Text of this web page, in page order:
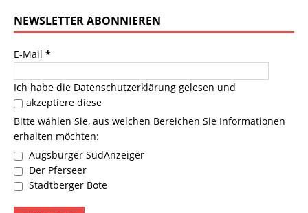
NEWSLETTER ABONNIEREN
E-Mail *
Ich habe die Datenschutzerklärung gelesen und
akzeptiere diese
Bitte wählen Sie, aus welchen Bereichen Sie Informationen
erhalten möchten:
Augsburger SüdAnzeiger
Der Pferseer
Stadtberger Bote